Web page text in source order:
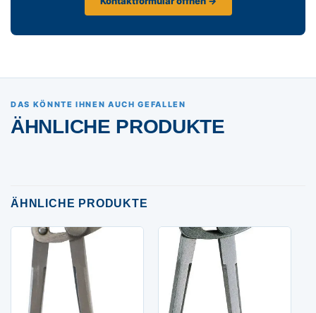
DAS KÖNNTE IHNEN AUCH GEFALLEN
ÄHNLICHE PRODUKTE
ÄHNLICHE PRODUKTE